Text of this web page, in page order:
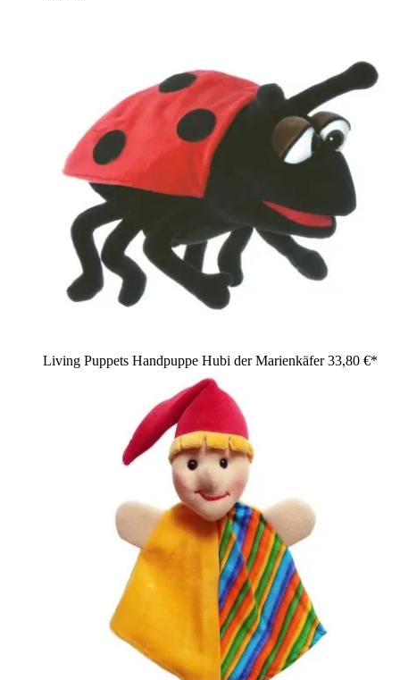
Living Puppets Handpuppe Hubi der Marienkäfer33,80 €*